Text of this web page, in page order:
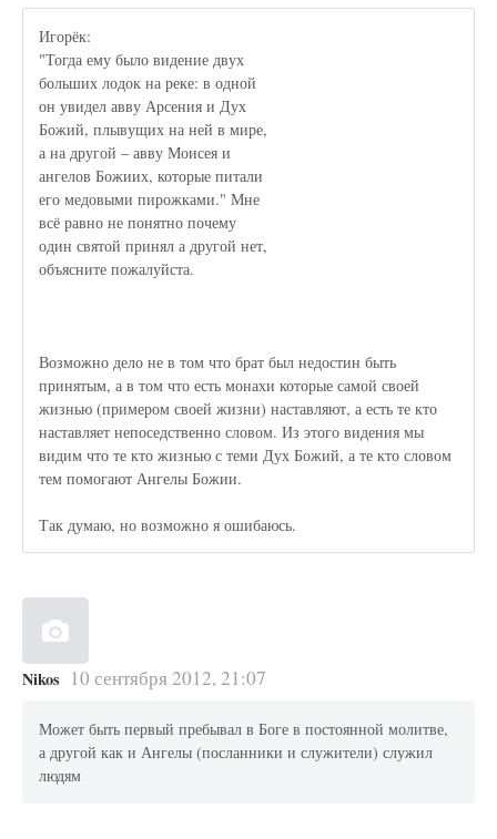
Игорёк:
"Тогда ему было видение двух
больших лодок на реке: в одной
он увидел авву Арсения и Дух
Божий, плывущих на ней в мире,
а на другой – авву Моисея и
ангелов Божиих, которые питали
его медовыми пирожками." Мне
всё равно не понятно почему
один святой принял а другой нет,
объясните пожалуйста.
Возможно дело не в том что брат был недостин быть
принятым, а в том что есть монахи которые самой своей
жизнью (примером своей жизни) наставляют, а есть те кто
наставляет непоседственно словом. Из этого видения мы
видим что те кто жизнью с теми Дух Божий, а те кто словом
тем помогают Ангелы Божии.
Так думаю, но возможно я ошибаюсь.
Nikos 10 сентября 2012, 21:07
Может быть первый пребывал в Боге в постоянной молитве,
а другой как и Ангелы (посланники и служители) служил
людям